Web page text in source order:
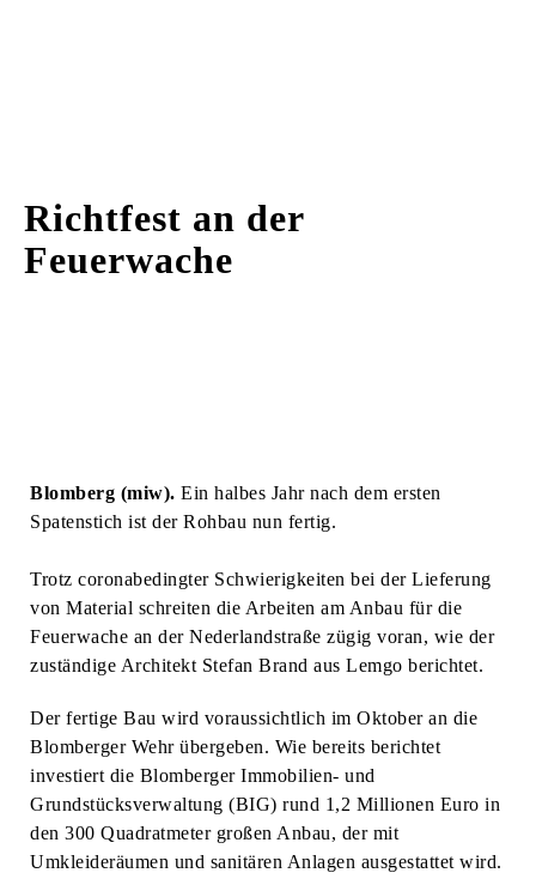
Richtfest an der
Feuerwache
Blomberg (miw). Ein halbes Jahr nach dem ersten
Spatenstich ist der Rohbau nun fertig.
Trotz coronabedingter Schwierigkeiten bei der Lieferung
von Material schreiten die Arbeiten am Anbau für die
Feuerwache an der Nederlandstraße zügig voran, wie der
zuständige Architekt Stefan Brand aus Lemgo berichtet.
Der fertige Bau wird voraussichtlich im Oktober an die
Blomberger Wehr übergeben. Wie bereits berichtet
investiert die Blomberger Immobilien- und
Grundstücksverwaltung (BIG) rund 1,2 Millionen Euro in
den 300 Quadratmeter großen Anbau, der mit
Umkleideräumen und sanitären Anlagen ausgestattet wird.